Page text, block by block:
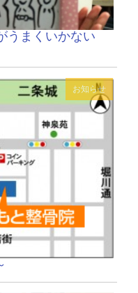
うまくいかない
お知らせ